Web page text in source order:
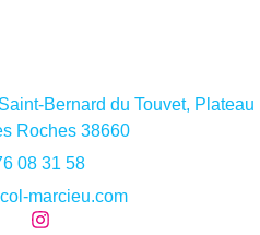
Bernard du Touvet, Plateau
Roches 38660
08 31 58
marcieu.com